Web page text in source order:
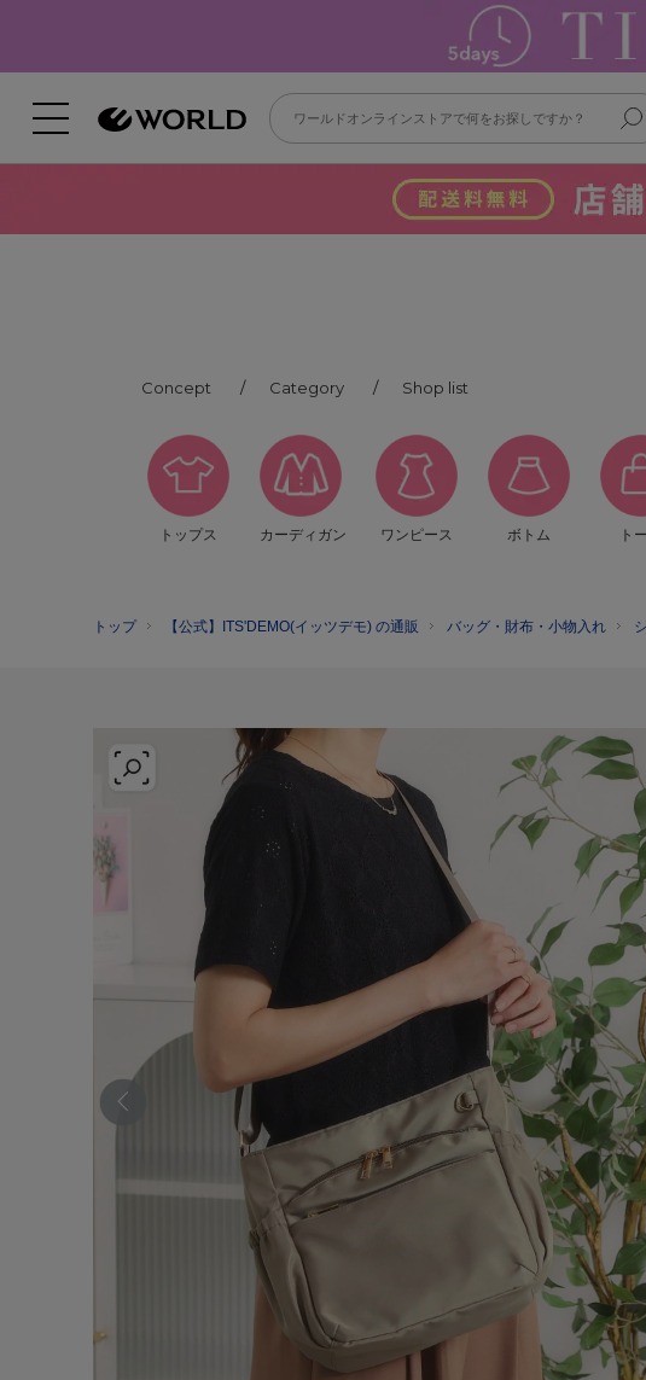
Concept Category Shop list
トップス カーディガン ワンピース ボトム ト
トップ 【公式】ITS'DEMO(イッツデモ) の通販 バッグ・財布・小物入れ